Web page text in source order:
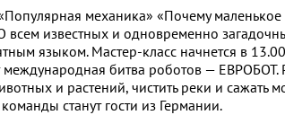
механика» «Почему
всем известных и одновременно
языком. Мастер-класс начнется в
международная битва роботов — ЕВРОБОТ.
и растений, чистить реки и сажать
станут гости из Германии.